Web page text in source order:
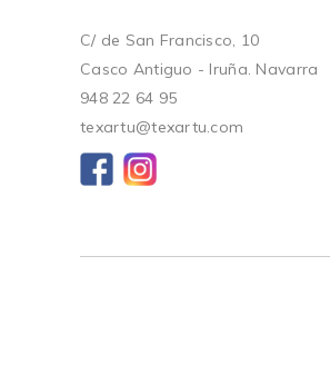
C/ de San Francisco, 10
Casco Antiguo - Iruña. Navarra
948 22 64 95
texartu@texartu.com